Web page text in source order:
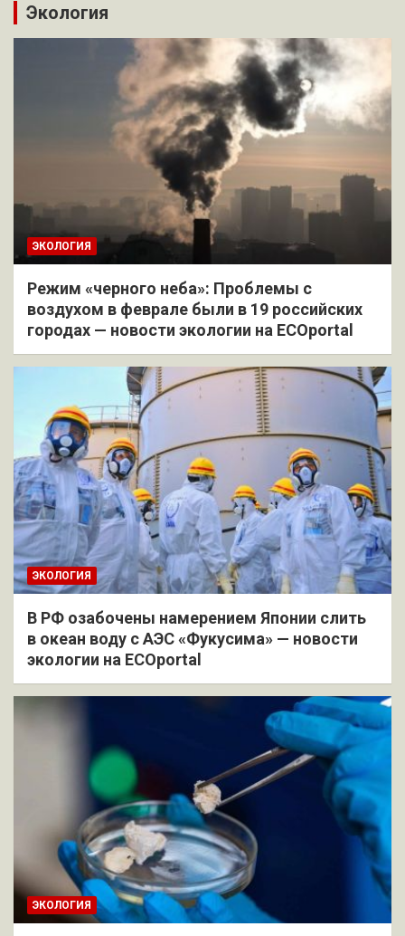
Экология
ЭКОЛОГИЯ
Режим «черного неба»: Проблемы с
воздухом в феврале были в 19 российских
городах — новости экологии на ECOportal
ЭКОЛОГИЯ
В РФ озабочены намерением Японии слить
в океан воду с АЭС «Фукусима» — новости
экологии на ECOportal
ЭКОЛОГИЯ